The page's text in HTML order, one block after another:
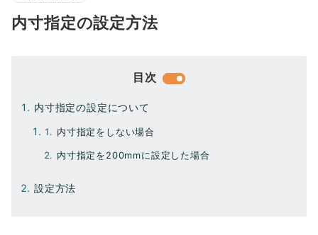
内寸指定の設定方法
目次
内寸指定の設定について
内寸指定をしない場合
内寸指定を200mmに設定した場合
設定方法